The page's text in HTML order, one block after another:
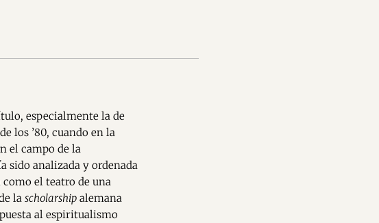
especialmente la de
los ’80, cuando en la
el campo de la
sido analizada y ordenada
el teatro de una
lascholarship alemana
al espiritualismo